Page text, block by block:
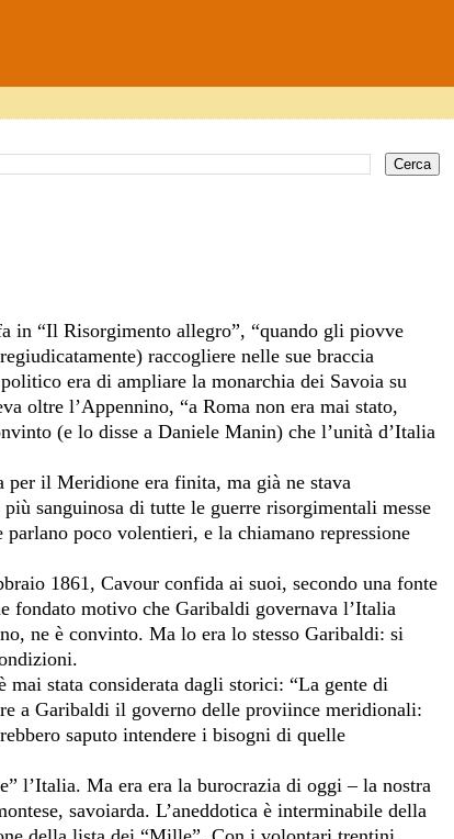
in “Il Risorgimento allegro”, “quando gli piovve
raccogliere nelle sue braccia
era di ampliare la monarchia dei Savoia su
oltre l’Appennino, “a Roma non era mai stato,
(e lo disse a Daniele Manin) che l’unità d’Italia
per il Meridione era finita, ma già ne stava
sanguinosa di tutte le guerre risorgimentali messe
poco volentieri, e la chiamano repressione
1861, Cavour confida ai suoi, secondo una fonte
fondato motivo che Garibaldi governava l’Italia
ne è convinto. Ma lo era lo stesso Garibaldi: si
stata considerata dagli storici: “La gente di
a Garibaldi il governo delle proviince meridionali:
saputo intendere i bisogni di quelle
l’Italia. Ma era era la burocrazia di oggi – la nostra
savoiarda. L’aneddotica è interminabile della